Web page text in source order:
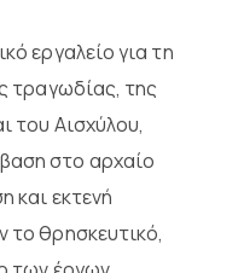
εργαλείο για τη
τραγωδίας, της
του Αισχύλου,
στο αρχαίο
και εκτενή
το θρησκευτικό,